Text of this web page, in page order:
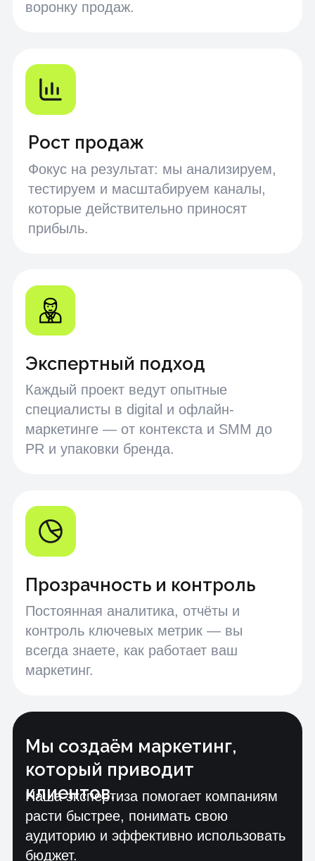
Ваш бизнес —
наша забота.
Оставьте заявку
и мы свяжемся
с вами
Нажимая кнопку «Оставить заявку», вы соглашаетесь с
Ваше имя
Номер телефона
Отправить заявку
Часто задаваемые
вопросы